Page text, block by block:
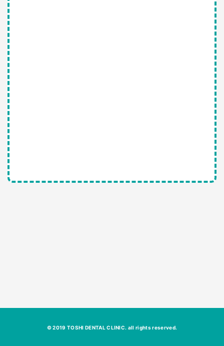
© 2019 TOSHI DENTAL CLINIC. all rights reserved.